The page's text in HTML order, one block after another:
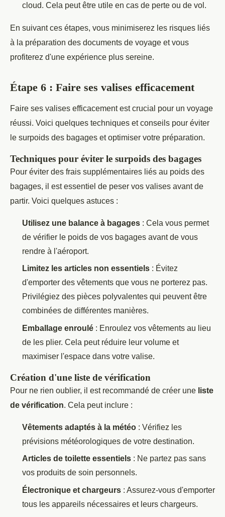
cloud. Cela peut être utile en cas de perte ou de vol.
En suivant ces étapes, vous minimiserez les risques liés
à la préparation des documents de voyage et vous
profiterez d'une expérience plus sereine.
Étape 6 : Faire ses valises efficacement
Faire ses valises efficacement est crucial pour un voyage
réussi. Voici quelques techniques et conseils pour éviter
le surpoids des bagages et optimiser votre préparation.
Techniques pour éviter le surpoids des bagages
Pour éviter des frais supplémentaires liés au poids des
bagages, il est essentiel de peser vos valises avant de
partir. Voici quelques astuces :
Utilisez une balance à bagages : Cela vous permet
de vérifier le poids de vos bagages avant de vous
rendre à l'aéroport.
Limitez les articles non essentiels : Évitez
d'emporter des vêtements que vous ne porterez pas.
Privilégiez des pièces polyvalentes qui peuvent être
combinées de différentes manières.
Emballage enroulé : Enroulez vos vêtements au lieu
de les plier. Cela peut réduire leur volume et
maximiser l'espace dans votre valise.
Création d'une liste de vérification
Pour ne rien oublier, il est recommandé de créer une liste
de vérification. Cela peut inclure :
Vêtements adaptés à la météo : Vérifiez les
prévisions météorologiques de votre destination.
Articles de toilette essentiels : Ne partez pas sans
vos produits de soin personnels.
Électronique et chargeurs : Assurez-vous d'emporter
tous les appareils nécessaires et leurs chargeurs.